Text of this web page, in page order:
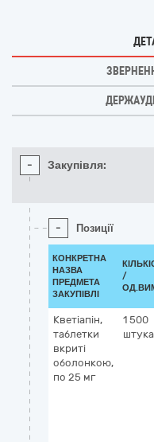
- Закупівля:
- Позиції
КОНКРЕТНА
НАЗВА
ПРЕДМЕТА
ЗАКУПІВЛІ
/
Кветіапін,
таблетки
вкриті
оболонкою,
по 25 мг
1 500
штука